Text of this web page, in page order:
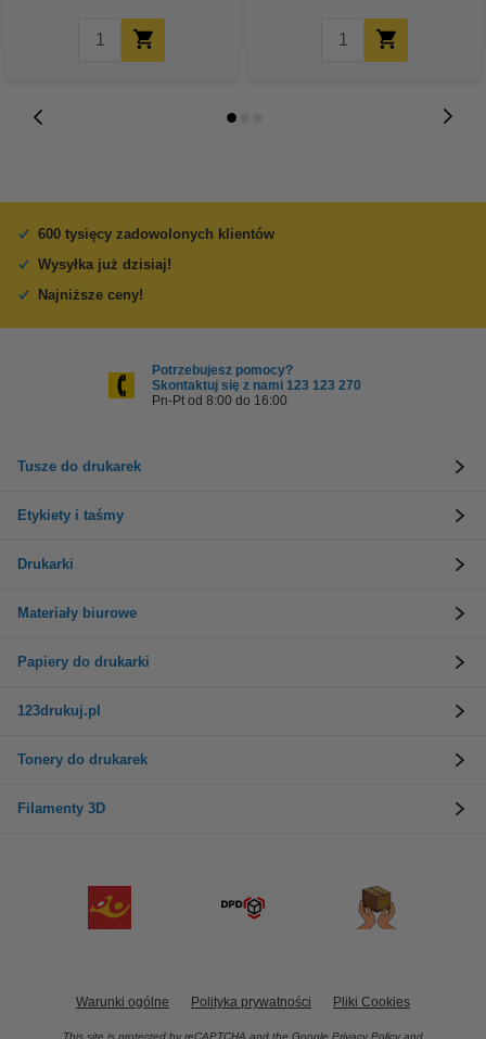
600 tysięcy zadowolonych klientów
Wysyłka już dzisiaj!
Najniższe ceny!
Potrzebujesz pomocy?
Skontaktuj się z nami 123 123 270
Pn-Pt od 8:00 do 16:00
Tusze do drukarek
Etykiety i taśmy
Drukarki
Materiały biurowe
Papiery do drukarki
123drukuj.pl
Tonery do drukarek
Filamenty 3D
Warunki ogólne Polityka prywatności Pliki Cookies
This site is protected by reCAPTCHA and the Google Privacy Policy and